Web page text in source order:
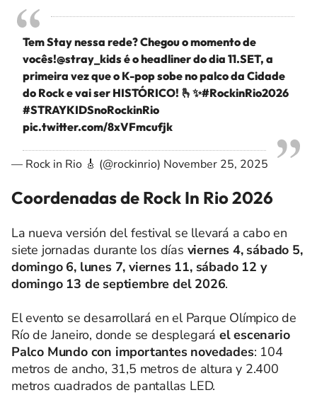
Tem Stay nessa rede? Chegou o momento de
vocês!@stray_kidsé o headliner do dia 11.SET, a
primeira vez que o K-pop sobe no palco da Cidade
do Rock e vai ser HISTÓRICO! 🫰✨#RockinRio2026
#STRAYKIDSnoRockinRio
pic.twitter.com/8xVFmcufjk
— Rock in Rio 🎸 (@rockinrio) November 25, 2025
Coordenadas de Rock In Rio 2026
La nueva versión del festival se llevará a cabo en
siete jornadas durante los días viernes 4, sábado 5,
domingo 6, lunes 7, viernes 11, sábado 12 y
domingo 13 de septiembre del 2026.
El evento se desarrollará en el Parque Olímpico de
Río de Janeiro, donde se desplegará el escenario
Palco Mundo con importantes novedades: 104
metros de ancho, 31,5 metros de altura y 2.400
metros cuadrados de pantallas LED.